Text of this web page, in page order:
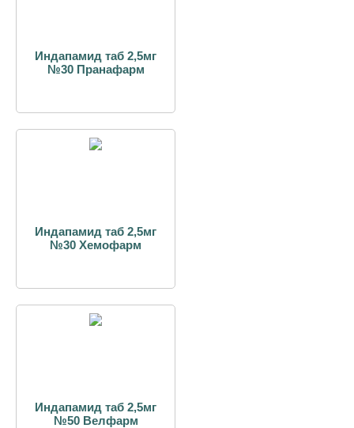
Индапамид таб 2,5мг
№30 Пранафарм
Индапамид таб 2,5мг
№30 Хемофарм
Индапамид таб 2,5мг
№50 Велфарм